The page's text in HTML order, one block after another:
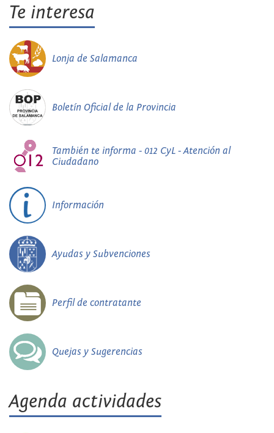
Te interesa
Lonja de Salamanca
Boletín Oficial de la Provincia
También te informa - 012 CyL - Atención al
Ciudadano
Información
Ayudas y Subvenciones
Perfil de contratante
Quejas y Sugerencias
Agenda actividades